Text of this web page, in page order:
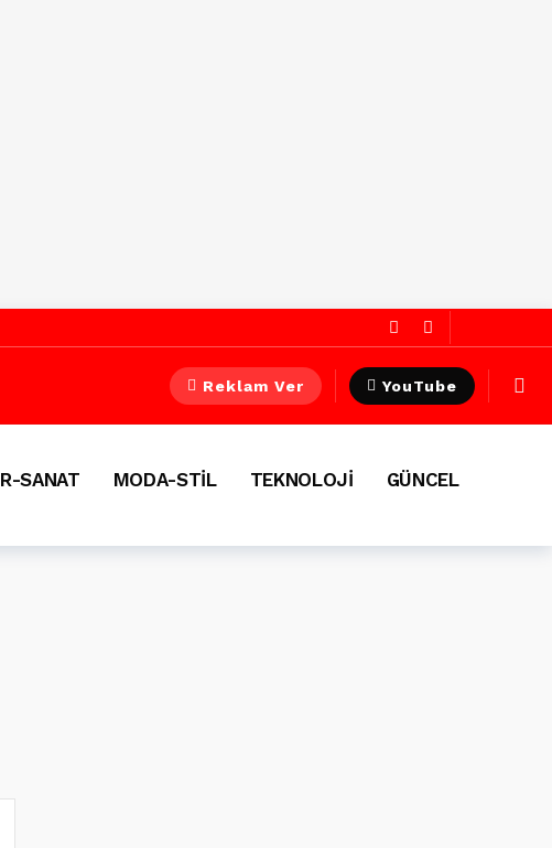
Reklam Ver YouTube
SANAT MODA-STİL TEKNOLOJİ
GÜNCEL